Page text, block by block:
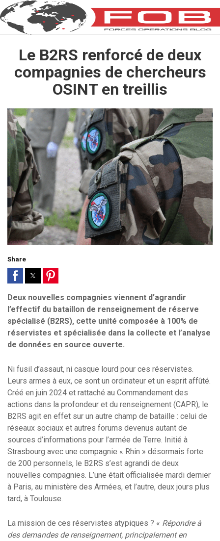
Le B2RS renforcé de deux
compagnies de chercheurs
OSINT en treillis
Share
Deux nouvelles compagnies viennent d’agrandir
l’effectif du bataillon de renseignement de réserve
spécialisé (B2RS), cette unité composée à 100% de
réservistes et spécialisée dans la collecte et l’analyse
de données en source ouverte.
Ni fusil d’assaut, ni casque lourd pour ces réservistes.
Leurs armes à eux, ce sont un ordinateur et un esprit affûté.
Créé en juin 2024 et rattaché au Commandement des
actions dans la profondeur et du renseignement (CAPR), le
B2RS agit en effet sur un autre champ de bataille : celui de
réseaux sociaux et autres forums devenus autant de
sources d’informations pour l’armée de Terre. Initié à
Strasbourg avec une compagnie « Rhin » désormais forte
de 200 personnels, le B2RS s’est agrandi de deux
nouvelles compagnies. L’une était officialisée mardi dernier
à Paris, au ministère des Armées, et l’autre, deux jours plus
tard, à Toulouse.
La mission de ces réservistes atypiques ? « Répondre à
des demandes de renseignement, principalement en